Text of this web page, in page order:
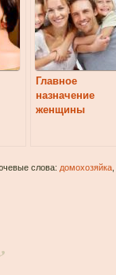
Главное
назначение
женщины
слова: домохозяйка,